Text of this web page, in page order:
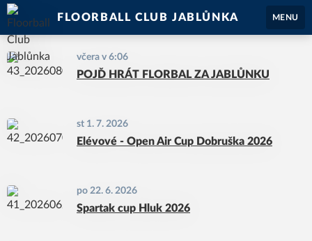
FLOORBALL CLUB JABLŮNKA MENU
včera v 6:06
POJĎ HRÁT FLORBAL ZA JABLŮNKU
st 1. 7. 2026
Elévové - Open Air Cup Dobruška 2026
po 22. 6. 2026
Spartak cup Hluk 2026